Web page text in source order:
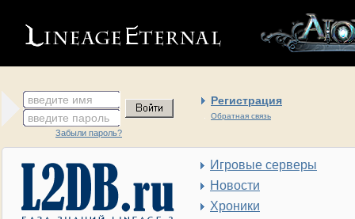
введите имя Регистрация
Обратная связь
введите пароль
Забыли пароль?
Игровые серверы
Новости
Хроники